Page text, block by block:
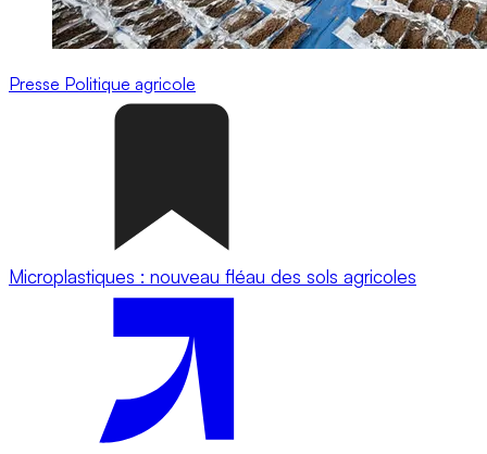
Presse Politique agricole
Microplastiques : nouveau fléau des sols agricoles